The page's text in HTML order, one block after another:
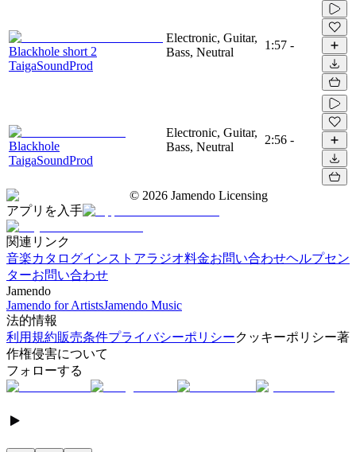
Blackhole short 2
TaigaSoundProd
Electronic, Guitar,
Bass, Neutral
1:57 -
Blackhole
TaigaSoundProd
Electronic, Guitar,
Bass, Neutral
2:56 -
© 2026 Jamendo Licensing
アプリを入手
関連リンク
音楽カタログインストアラジオ料金お問い合わせヘルプセン
ターお問い合わせ
Jamendo
Jamendo for ArtistsJamendo Music
法的情報
利用規約販売条件プライバシーポリシークッキーポリシー著
作権侵害について
フォローする